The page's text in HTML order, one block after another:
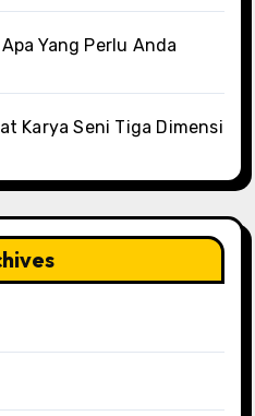
Yang Perlu Anda
Karya Seni Tiga Dimensi